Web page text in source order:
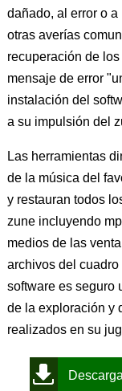
dañado, al error o
otras averías
recuperación de
mensaje de error
instalación del
a su impulsión del
Las herramientas
de la música del
y restauran todos
zune incluyendo
medios de las
archivos del cuadro
software es seguro
de la exploración y
realizados en su